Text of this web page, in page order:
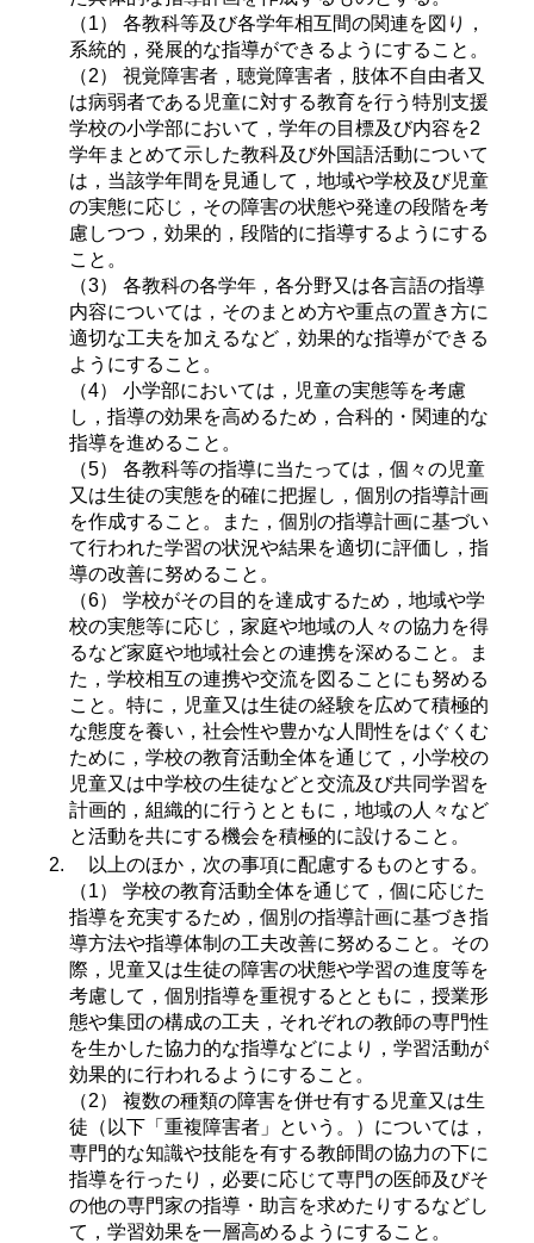
（1） 各教科等及び各学年相互間の関連を図り，
系統的，発展的な指導ができるようにすること。
（2） 視覚障害者，聴覚障害者，肢体不自由者又
は病弱者である児童に対する教育を行う特別支援
学校の小学部において，学年の目標及び内容を2
学年まとめて示した教科及び外国語活動について
は，当該学年間を見通して，地域や学校及び児童
の実態に応じ，その障害の状態や発達の段階を考
慮しつつ，効果的，段階的に指導するようにする
こと。
（3） 各教科の各学年，各分野又は各言語の指導
内容については，そのまとめ方や重点の置き方に
適切な工夫を加えるなど，効果的な指導ができる
ようにすること。
（4） 小学部においては，児童の実態等を考慮
し，指導の効果を高めるため，合科的・関連的な
指導を進めること。
（5） 各教科等の指導に当たっては，個々の児童
又は生徒の実態を的確に把握し，個別の指導計画
を作成すること。また，個別の指導計画に基づい
て行われた学習の状況や結果を適切に評価し，指
導の改善に努めること。
（6） 学校がその目的を達成するため，地域や学
校の実態等に応じ，家庭や地域の人々の協力を得
るなど家庭や地域社会との連携を深めること。ま
た，学校相互の連携や交流を図ることにも努める
こと。特に，児童又は生徒の経験を広めて積極的
な態度を養い，社会性や豊かな人間性をはぐくむ
ために，学校の教育活動全体を通じて，小学校の
児童又は中学校の生徒などと交流及び共同学習を
計画的，組織的に行うとともに，地域の人々など
と活動を共にする機会を積極的に設けること。
以上のほか，次の事項に配慮するものとする。
（1） 学校の教育活動全体を通じて，個に応じた
指導を充実するため，個別の指導計画に基づき指
導方法や指導体制の工夫改善に努めること。その
際，児童又は生徒の障害の状態や学習の進度等を
考慮して，個別指導を重視するとともに，授業形
態や集団の構成の工夫，それぞれの教師の専門性
を生かした協力的な指導などにより，学習活動が
効果的に行われるようにすること。
（2） 複数の種類の障害を併せ有する児童又は生
徒（以下「重複障害者」という。）については，
専門的な知識や技能を有する教師間の協力の下に
指導を行ったり，必要に応じて専門の医師及びそ
の他の専門家の指導・助言を求めたりするなどし
て，学習効果を一層高めるようにすること。